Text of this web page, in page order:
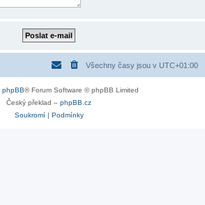
Všechny časy jsou v UTC+01:00
phpBB® Forum Software © phpBB Limited
Český překlad – phpBB.cz
Soukromí| Podmínky